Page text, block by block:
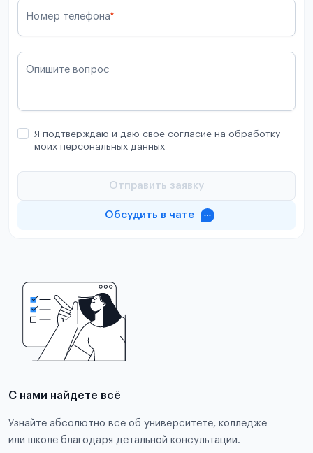
Номер телефона*
Опишите вопрос
Я подтверждаю и даю свое согласие на обработку
моих персональных данных
Отправить заявку
Обсудить в чате
С нами найдете всё
Узнайте абсолютно все об университете, колледже
или школе благодаря детальной консультации.